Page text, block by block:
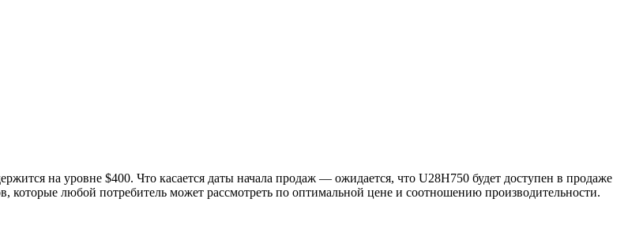
на уровне $400. Что касается даты начала продаж — ожидается, что U28H750 будет доступен в продаже
которые любой потребитель может рассмотреть по оптимальной цене и соотношению производительности.